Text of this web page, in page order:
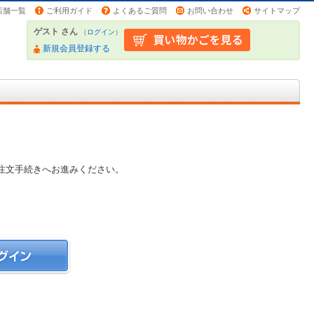
舗一覧 ご利用ガイド よくあるご質問 お問い合わせ サイトマップ
ゲスト さん （ログイン）
新規会員登録する
手続きへお進みください。